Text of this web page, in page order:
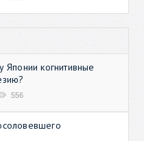
когнитивные
556